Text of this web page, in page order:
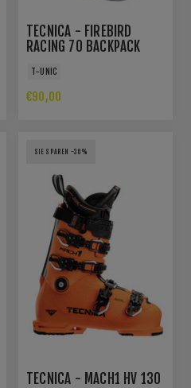
TECNICA - FIREBIRD
RACING 70 BACKPACK
T-UNIC
€90,00
SIE SPAREN -36%
TECNICA - MACH1 HV 130